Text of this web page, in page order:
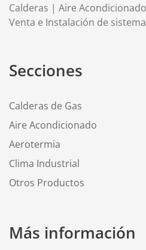
Calderas | Aire
Venta e Instalación de
Secciones
Calderas de Gas
Aire Acondicionado
Aerotermia
Clima Industrial
Otros Productos
Más información